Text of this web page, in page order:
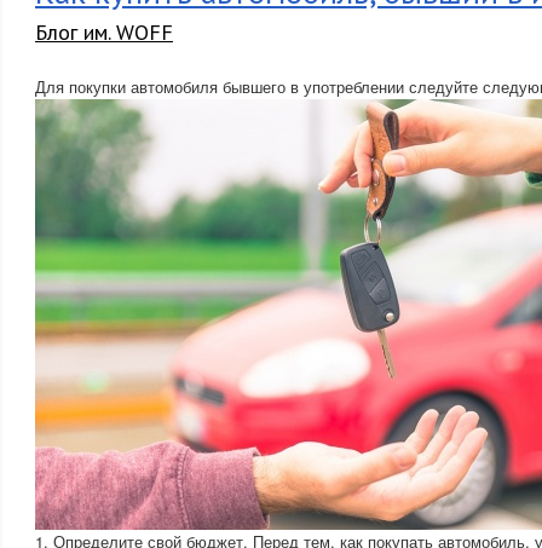
Блог им. WOFF
Для покупки автомобиля бывшего в употреблении следуйте
1. Определите свой бюджет. Перед тем, как покупать автомобиль,